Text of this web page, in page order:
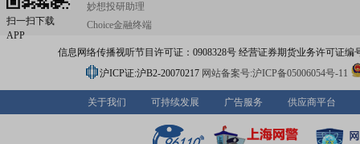
扫一扫下载
APP
妙想投研助理
Choice金融终端
信息网络传播视听节目许可证：0908328号 经营证券期货业务许可证编
沪ICP证:沪B2-20070217 网站备案号:沪ICP备05006054号-11
关于我们 可持续发展 广告服务 供应商平台